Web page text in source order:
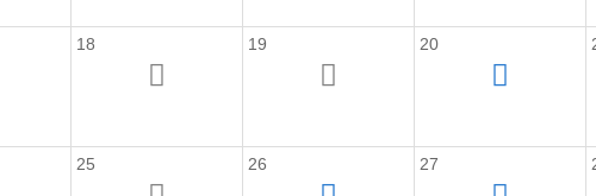
18 19 20
25 26 27